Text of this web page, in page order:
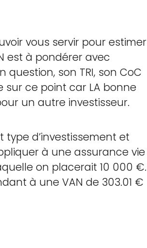
vous servir pour estimer
est à pondérer avec
son TRI, son CoC
sur ce point car LA bonne
un autre investisseur.
d’investissement et
à une assurance vie
on placerait 10 000 €.
à une VAN de 303.01 €